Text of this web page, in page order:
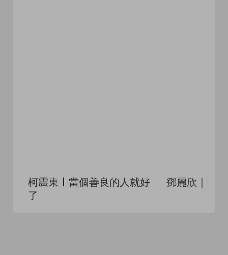
柯震東〡當個善良的人就好
了
鄧麗欣｜偶